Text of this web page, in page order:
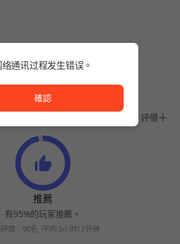
#Story-based #Zombie
評價
推薦
有95%的玩家推薦。
價：90名 平均 3小时17分钟
络通讯过程发生错误。
確認